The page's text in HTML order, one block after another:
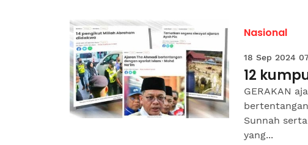
Nasional
18 Sep 2024
12
GERAKAN
Sunnah
yang...